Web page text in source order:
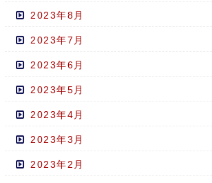
2023年8月
2023年7月
2023年6月
2023年5月
2023年4月
2023年3月
2023年2月